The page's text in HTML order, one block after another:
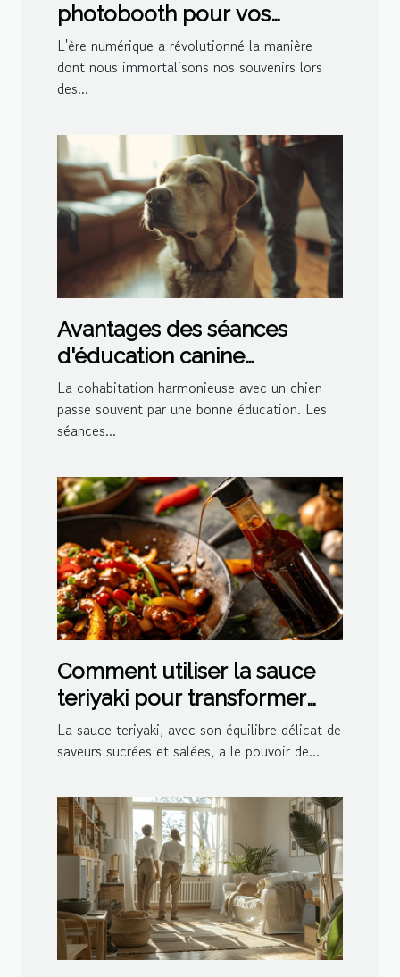
photobooth pour vos
événements spéciaux
L'ère numérique a révolutionné la manière
dont nous immortalisons nos souvenirs lors
des...
Avantages des séances
d'éducation canine
personnalisées à domicile
La cohabitation harmonieuse avec un chien
passe souvent par une bonne éducation. Les
séances...
Comment utiliser la sauce
teriyaki pour transformer
vos plats
La sauce teriyaki, avec son équilibre délicat de
saveurs sucrées et salées, a le pouvoir de...